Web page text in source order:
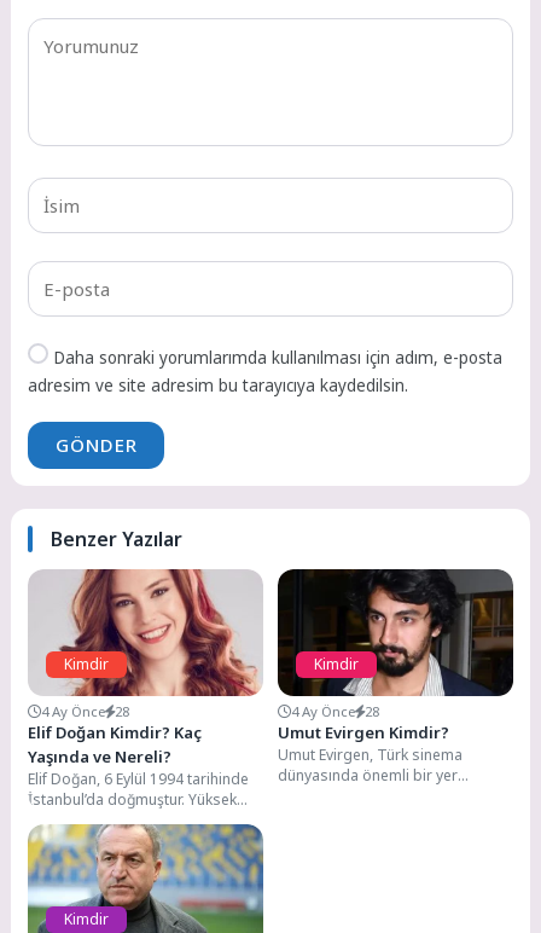
Daha sonraki yorumlarımda kullanılması için adım, e-posta
adresim ve site adresim bu tarayıcıya kaydedilsin.
GÖNDER
Benzer Yazılar
Kimdir
4 Ay Önce 28
Elif Doğan Kimdir? Kaç
Yaşında ve Nereli?
Elif Doğan, 6 Eylül 1994 tarihinde
İstanbul’da doğmuştur. Yüksek
öğretim eğitimini İstanbul
Üniversitesi Devlet
Konservatuvarı...
Kimdir
4 Ay Önce 28
Umut Evirgen Kimdir?
Umut Evirgen, Türk sinema
dünyasında önemli bir yer
Kimdir